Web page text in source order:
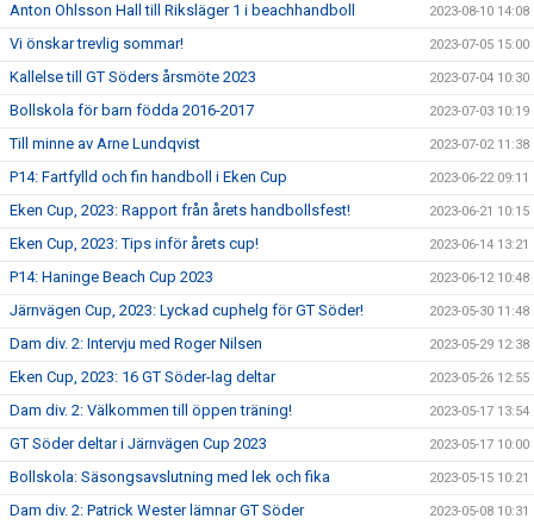
Anton Ohlsson Hall till Riksläger 1 i beachhandboll 2023-08-10 14:08
Vi önskar trevlig sommar! 2023-07-05 15:00
Kallelse till GT Söders årsmöte 2023 2023-07-04 10:30
Bollskola för barn födda 2016-2017 2023-07-03 10:19
Till minne av Arne Lundqvist 2023-07-02 11:38
P14: Fartfylld och fin handboll i Eken Cup 2023-06-22 09:11
Eken Cup, 2023: Rapport från årets handbollsfest! 2023-06-21 10:15
Eken Cup, 2023: Tips inför årets cup! 2023-06-14 13:21
P14: Haninge Beach Cup 2023 2023-06-12 10:48
Järnvägen Cup, 2023: Lyckad cuphelg för GT Söder! 2023-05-30 11:48
Dam div. 2: Intervju med Roger Nilsen 2023-05-29 12:38
Eken Cup, 2023: 16 GT Söder-lag deltar 2023-05-26 12:55
Dam div. 2: Välkommen till öppen träning! 2023-05-17 13:54
GT Söder deltar i Järnvägen Cup 2023 2023-05-17 10:00
Bollskola: Säsongsavslutning med lek och fika 2023-05-15 10:21
Dam div. 2: Patrick Wester lämnar GT Söder 2023-05-08 10:31